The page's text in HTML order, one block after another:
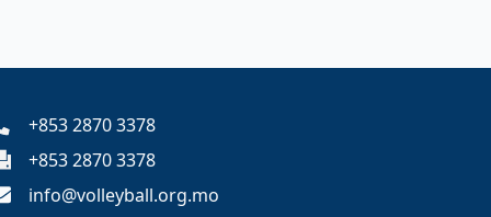
+853 2870 3378
+853 2870 3378
info@volleyball.org.mo